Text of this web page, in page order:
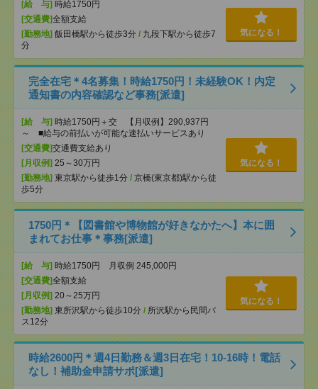
[給 与] 時給1750円
[交通費]全額支給
[勤務地] 飯田橋駅から徒歩3分 / 九段下駅から徒歩7
分
気になる！
完全在宅＊4名募集！時給1750円！未経験OK！内定
通知書の内容確認など事務[派遣]
[給 与] 時給1750円＋交 【月収例】290,937円
～ ■給与の前払いが可能な速払いサービスあり
[交通費]交通費支給あり
[月収例] 25～30万円
[勤務地] 東京駅から徒歩1分 / 京橋(東京都)駅から徒
歩5分
気になる！
1750円＊【図書館や博物館が好きなかたへ】本に囲
まれてお仕事＊事務[派遣]
[給 与] 時給1750円 月収例 245,000円
[交通費]全額支給
[月収例] 20～25万円
[勤務地] 東所沢駅から徒歩10分 / 所沢駅から民間バ
ス12分
気になる！
時給2600円＊週4日勤務＆週3日在宅！10-16時！電話
なし！補助金申請サポ[派遣]